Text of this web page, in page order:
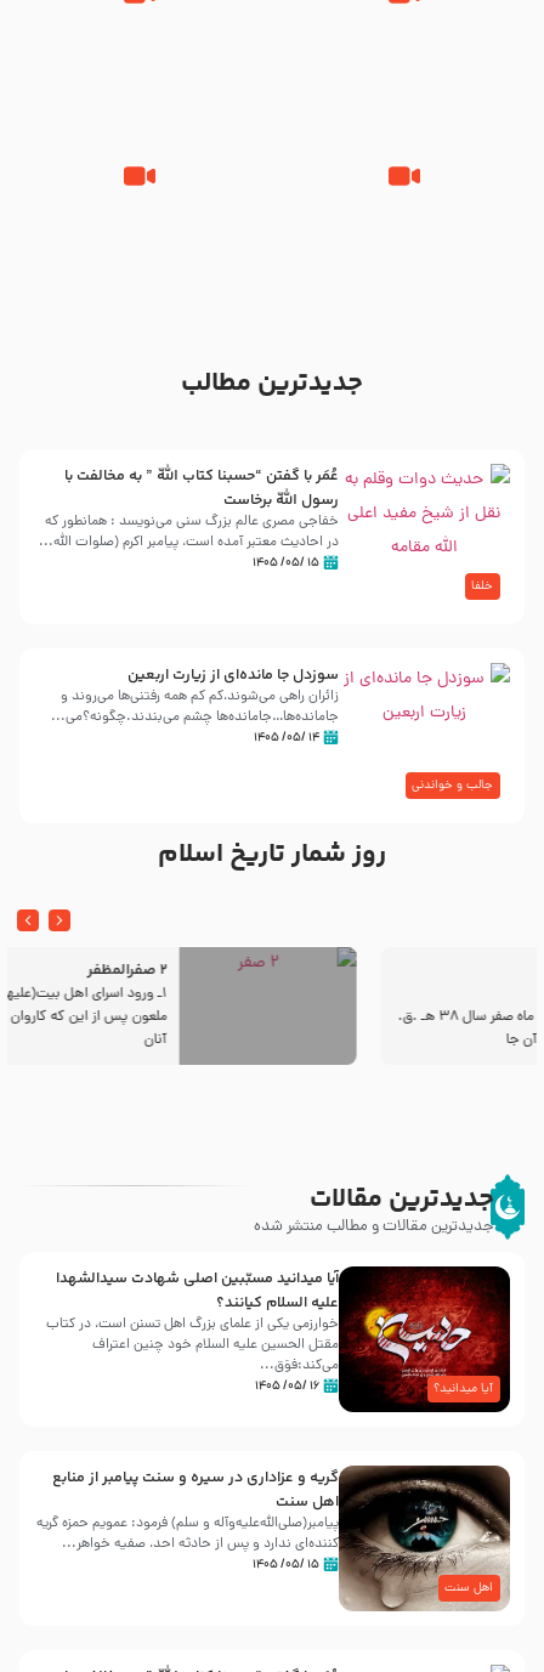
جدیدترین مطالب
خلفا
عُمَر با گفتن “حسبنا كتاب اللّه ” به مخالفت با
رسول اللّه برخاست
خفاجی مصری عالم بزرگ سنی می‌نویسد : همانطور که
در احادیث معتبر آمده است، پیامبر اکرم (صلوات اللّه...
۱۵ /۰۵/ ۱۴۰۵
جالب و خواندنی
سوزدل جا مانده‌ای از زیارت اربعین
زائران راهی می‌شوند،کم‌ کم همه رفتنی‌ها می‌روند و
جامانده‌ها…جامانده‌ها چشم می‌بندند.چگونه؟می‌...
۱۴ /۰۵/ ۱۴۰۵
روز شمار تاریخ اسلام
1ـ ورود اسراى اهل بیت‌(علیهم السلام) به مجلس یزید
ملعون پس از این كه كاروان اسیران وارد شام شدند،
جدیدترین مقالات
جدیدترین مقالات و مطالب منتشر شده
آیا میدانید؟
آیا میدانید مسبّبین اصلی شهادت سیدالشهدا
علیه ‌السلام کیانند؟
خوارزمی یکی از علمای بزرگ اهل تسنن است، در کتاب
مقتل الحسین علیه ‌السلام خود چنین اعتراف
می‌کند:فوَق...
۱۶ /۰۵/ ۱۴۰۵
اهل سنت
گریه و عزاداری در سیره و سنت پیامبر از منابع
اهل سنت
پیامبر(صلی‌الله‌علیه‌وآله و سلم) فرمود: عمویم حمزه گریه
کننده‌ای ندارد و پس از حادثه احد، صفیه خواهر...
۱۵ /۰۵/ ۱۴۰۵